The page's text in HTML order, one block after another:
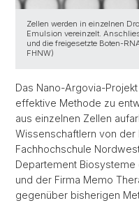
Zellen werden in einzelnen
Emulsion vereinzelt.
und die freigesetzte Boten-
FHNW)
Das Nano-Argovia-
effektive Methode zu
aus einzelnen Zellen
Wissenschaftlern von
Fachhochschule
Departement Biosysteme
und der Firma Memo
gegenüber bisherigen